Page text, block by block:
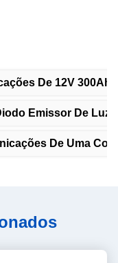
De 12V 300Ah
Emissor De Luz
De Uma